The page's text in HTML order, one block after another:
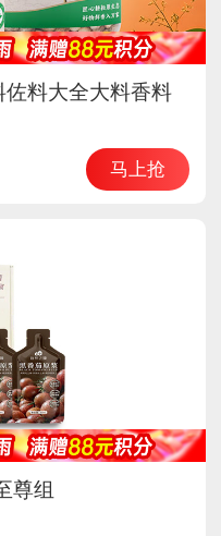
料大全大料香料
马上抢
尊组